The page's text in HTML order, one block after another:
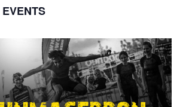
AND
VIEWS